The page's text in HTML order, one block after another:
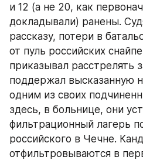
и 12 (а не 20, как
докладывали) ранены.
рассказу, потери в
от пуль российских
приказывал расстрелять
поддержал высказанную
одним из своих
здесь, в больнице, они
фильтрационный лагерь
российского в Чечне.
отфильтровываются в